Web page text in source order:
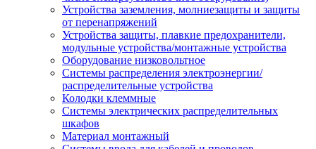
Устройства заземления, молниезащиты и защиты
от перенапряжений
Устройства защиты, плавкие предохранители,
модульные устройства/монтажные устройства
Оборудование низковольтное
Системы распределения электроэнергии/
распределительные устройства
Колодки клеммные
Системы электрических распределительных
шкафов
Материал монтажный